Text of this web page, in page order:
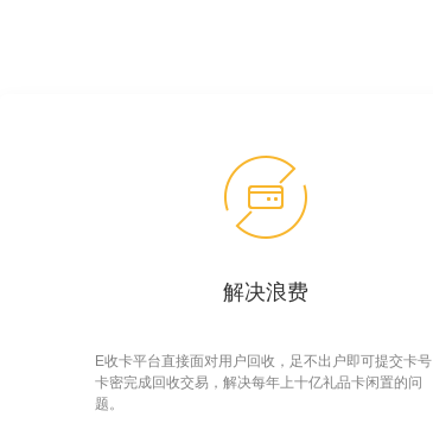
解决浪费
E收卡平台直接面对用户回收，足不出户即可提交卡号
卡密完成回收交易，解决每年上十亿礼品卡闲置的问
题。